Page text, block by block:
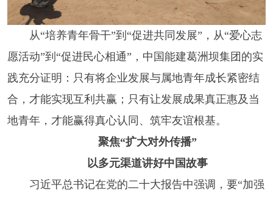
从“培养青年骨干”到“促进共同发展”，从“爱心志
愿活动”到“促进民心相通”，中国能建葛洲坝集团的实
践充分证明：只有将企业发展与属地青年成长紧密结
合，才能实现互利共赢；只有让发展成果真正惠及当
地青年，才能赢得真心认同、筑牢友谊根基。
聚焦“扩大对外传播”
以多元渠道讲好中国故事
习近平总书记在党的二十大报告中强调，要“加强